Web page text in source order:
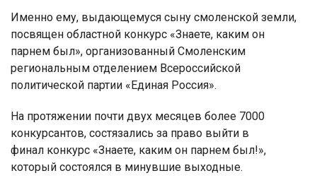
Именно ему, выдающемуся сыну смоленской земли,
посвящен областной конкурс «Знаете, каким он
парнем был», организованный Смоленским
региональным отделением Всероссийской
политической партии «Единая Россия».
На протяжении почти двух месяцев более 7000
конкурсантов, состязались за право выйти в
финал конкурс «Знаете, каким он парнем был!»,
который состоялся в минувшие выходные.